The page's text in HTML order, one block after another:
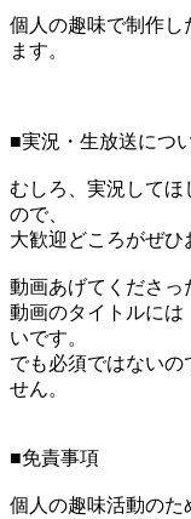
個人の趣味で制作し
ます。
■実況・生放送につ
むしろ、実況してほ
ので、
大歓迎どころがぜひ
動画あげてくださっ
動画のタイトルには
いです。
でも必須ではないの
せん。
■免責事項
個人の趣味活動のた